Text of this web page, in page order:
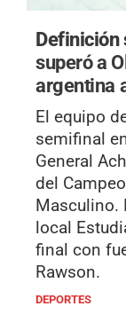
Definición
superó a
argentina
El equipo
semifinal
General
del
Masculino.
local
final con
Rawson.
DEPORTES